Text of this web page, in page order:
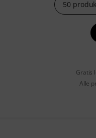
50
Gratis
Alle